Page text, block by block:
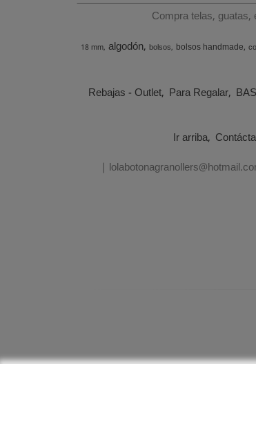
Compra telas,
18 mm algodón bolsos bolsos handmade
Rebajas - Outlet Para Regalar
Ir arriba
|